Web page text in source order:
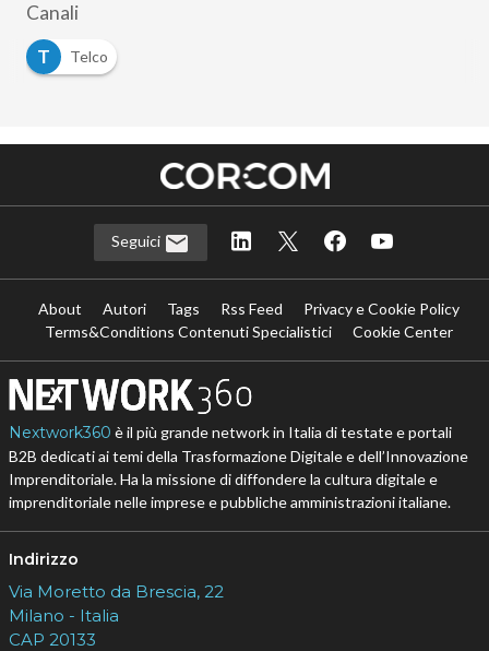
Canali
T
Telco
Seguici
About Autori Tags Rss Feed
Privacy e Cookie Policy
Terms&Conditions Contenuti Specialistici
Cookie Center
Nextwork360 è il più grande network in Italia di testate e portali
B2B dedicati ai temi della Trasformazione Digitale e dell’Innovazione
Imprenditoriale. Ha la missione di diffondere la cultura digitale e
imprenditoriale nelle imprese e pubbliche amministrazioni italiane.
Indirizzo
Via Moretto da Brescia, 22
Milano - Italia
CAP 20133